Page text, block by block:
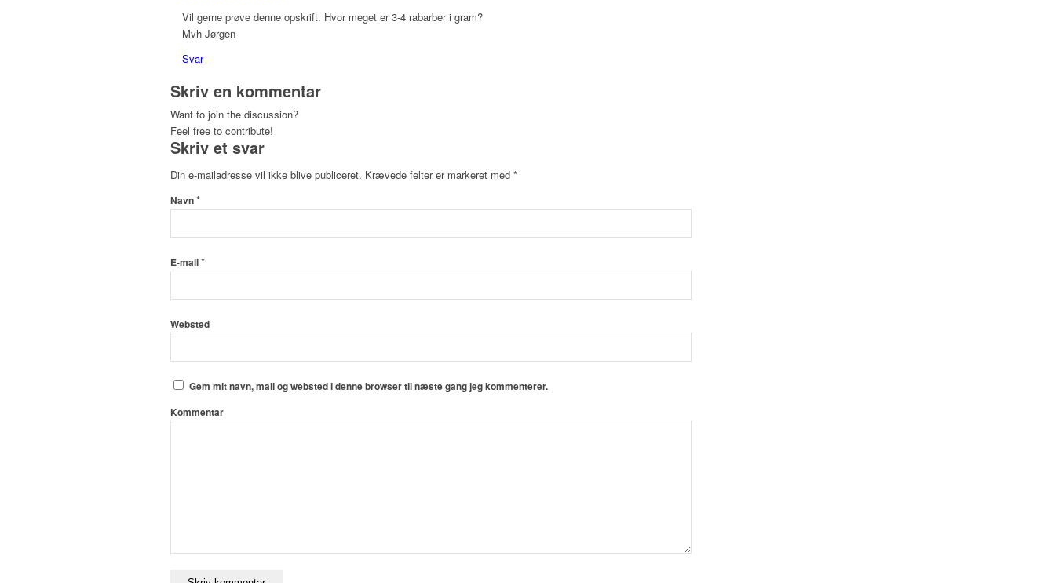
Vil gerne prøve denne opskrift. Hvor meget er 3-4 rabarber i gram?
Mvh Jørgen
Svar
Skriv en kommentar
Want to join the discussion?
Feel free to contribute!
Skriv et svar
Din e-mailadresse vil ikke blive publiceret. Krævede felter er markeret med *
Navn*
E-mail*
Websted
Gem mit navn, mail og websted i denne browser til næste gang jeg kommenterer.
Kommentar